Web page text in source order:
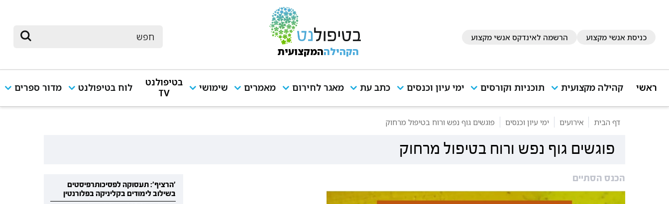
כניסת אנשי מקצוע הרשמה לאינדקס אנשי מקצוע
הקהילההמקצועית
ראשי קהילה מקצועית תוכניות וקורסים ימי עיון וכנסים כתב עת מאגר לחירום מאמרים שימושי
בטיפולנט
TV
לוח בטיפולנט מדור ספרים
דף הבית אירועים ימי עיון וכנסים פוגשים גוף נפש ורוח בטיפול מרחוק
פוגשים גוף נפש ורוח בטיפול מרחוק
הכנס הסתיים
'הרציף': תעסוקה לפסיכותרפיסטים
בשילוב לימודים בקליניקה בפלורנטין